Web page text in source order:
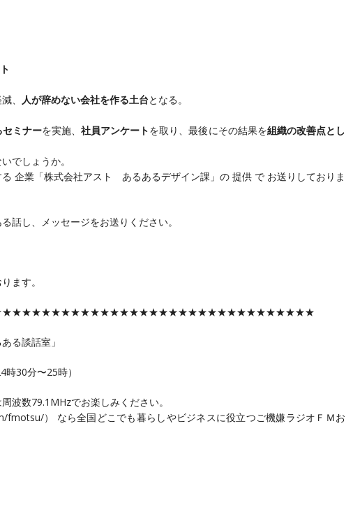
、
人が辞めない会社を作る土台となる。
セミナーを実施、社員アンケートを取り、最後にその結果を組織の改善点とし
でしょうか。
企業「株式会社アスト あるあるデザイン課」の 提供 で お送りしておりま
話し、メッセージをお送りください。
ます。
る談話室」
30分〜25時）
波数79.1MHzでお楽しみください。
） なら全国どこでも暮らしやビジネスに役立つご機嫌ラジオＦＭお